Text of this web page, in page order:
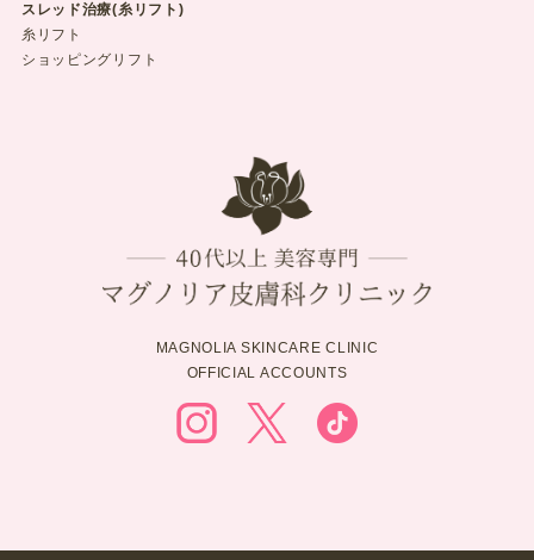
スレッド治療(糸リフト)
糸リフト
ショッピングリフト
MAGNOLIA SKINCARE CLINIC
OFFICIAL ACCOUNTS